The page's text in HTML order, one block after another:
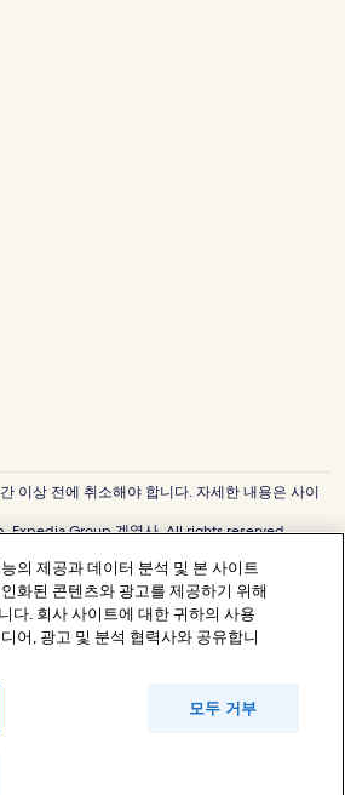
이상 전에 취소해야 합니다. 자세한 내용은 사이
Expedia Group 계열사. All rights reserved.
니다. 기타 모든 상표는 해당 소유권자의 자산입니
0145, 이메일: CS@koreasupport.hotels.com
리아 주식회사. 사업자등록번호: 821-88-01025
식회사, 서울특별시 종로구 종로5길 7(청진동). 사
000008호, 통신판매업신고번호: 2015-서울종
의 제공과 데이터 분석 및 본 사이트
화된 콘텐츠와 광고를 제공하기 위해
다. 회사 사이트에 대한 귀하의 사용
어, 광고 및 분석 협력사와 공유합니
모두 거부